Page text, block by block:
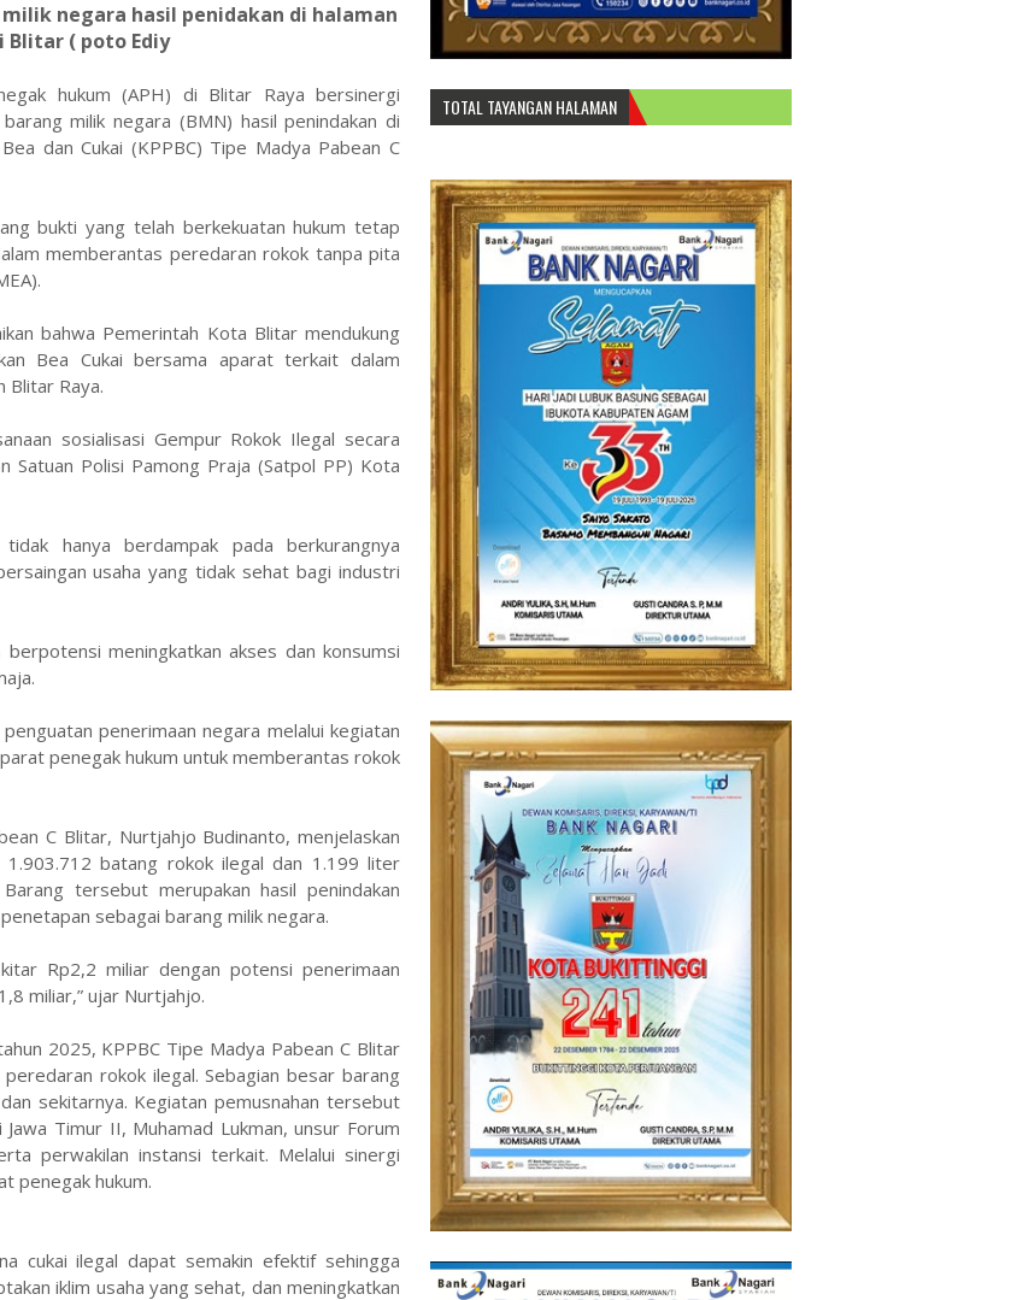
negara hasil penidakan di halaman
Blitar ( poto Ediy
hukum (APH) di Blitar Raya bersinergi
milik negara (BMN) hasil penindakan di
dan Cukai (KPPBC) Tipe Madya Pabean C
bukti yang telah berkekuatan hukum tetap
memberantas peredaran rokok tanpa pita
bahwa Pemerintah Kota Blitar mendukung
Bea Cukai bersama aparat terkait dalam
Blitar Raya.
sosialisasi Gempur Rokok Ilegal secara
Polisi Pamong Praja (Satpol PP) Kota
hanya berdampak pada berkurangnya
usaha yang tidak sehat bagi industri
meningkatkan akses dan konsumsi
penerimaan negara melalui kegiatan
penegak hukum untuk memberantas rokok
C Blitar, Nurtjahjo Budinanto, menjelaskan
batang rokok ilegal dan 1.199 liter
tersebut merupakan hasil penindakan
sebagai barang milik negara.
Rp2,2 miliar dengan potensi penerimaan
miliar,” ujar Nurtjahjo.
2025, KPPBC Tipe Madya Pabean C Blitar
rokok ilegal. Sebagian besar barang
sekitarnya. Kegiatan pemusnahan tersebut
Timur II, Muhamad Lukman, unsur Forum
perwakilan instansi terkait. Melalui sinergi
penegak hukum.
cukai ilegal dapat semakin efektif sehingga
iklim usaha yang sehat, dan meningkatkan
TOTAL TAYANGAN HALAMAN